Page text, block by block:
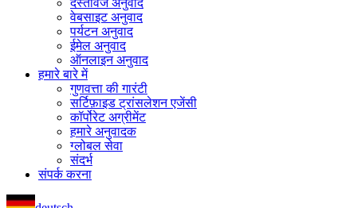
दस्तावेज अनुवाद
वेबसाइट अनुवाद
पर्यटन अनुवाद
ईमेल अनुवाद
ऑनलाइन अनुवाद
हमारे बारे में
गुणवत्ता की गारंटी
सर्टिफ़ाइड ट्रांसलेशन एजेंसी
कॉर्पोरेट अग्रीमेंट
हमारे अनुवादक
ग्लोबल सेवा
संदर्भ
संपर्क करना